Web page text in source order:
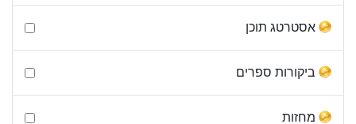
אסטרטג תוכן
ביקורות ספרים
מחזות